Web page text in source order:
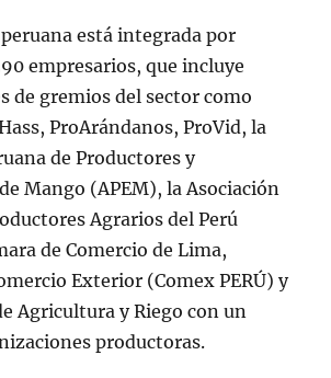
está integrada por
empresarios, que incluye
de gremios del sector como
ProArándanos, ProVid, la
de Productores y
Mango (APEM), la Asociación
Agrarios del Perú
de Comercio de Lima,
Exterior (Comex PERÚ) y
Agricultura y Riego con un
productoras.